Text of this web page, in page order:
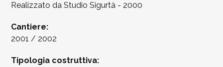
Realizzato da Studio Sigurtà - 2000
Cantiere:
2001 / 2002
Tipologia costruttiva: